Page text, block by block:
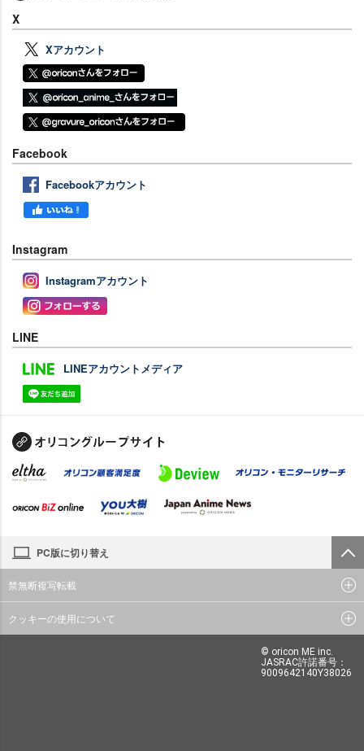
X
Xアカウント
Facebook
Facebookアカウント
Instagram
Instagramアカウント
LINE
LINEアカウントメディア
PC版に切り替え
禁無断複写転載
クッキーの使用について
© oricon ME inc.
JASRAC許諾番号：
9009642140Y38026